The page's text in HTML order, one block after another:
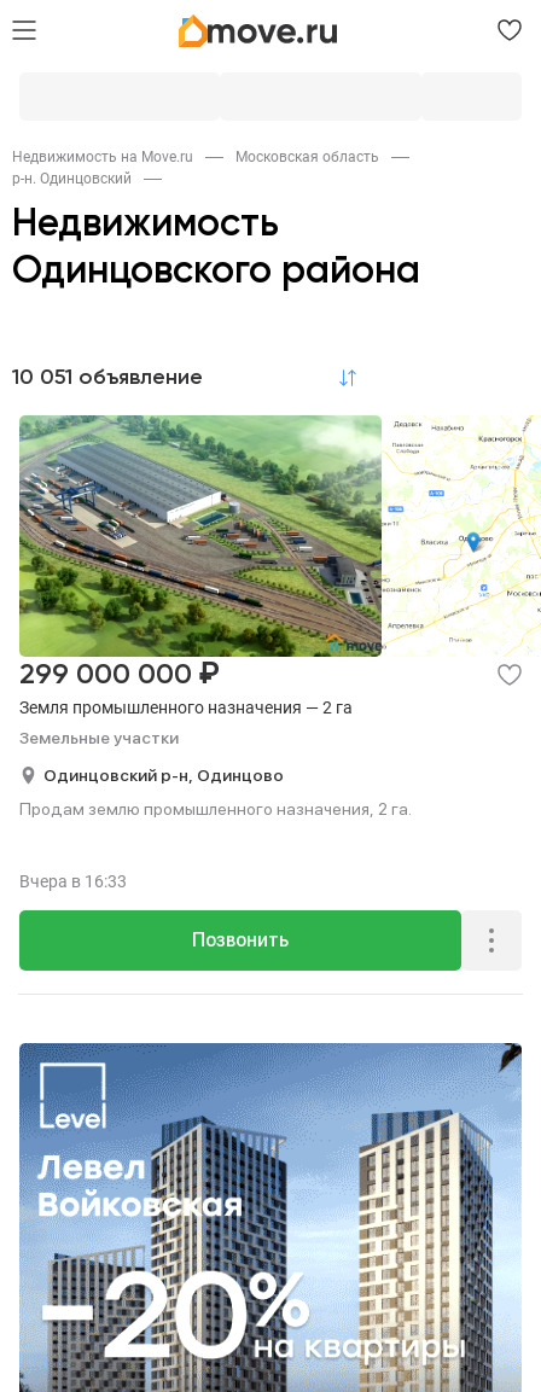
Недвижимость на Move.ru
Московская область
р-н. Одинцовский
Недвижимость
Одинцовского района
Участки 863 Коммерческая 453 Элитная 1
Гаражи 249 Новостройки 78
Квартиры в новостройках 2,9K
Аренда
Квартиры 1,5K Комнаты 24 Дома и дачи
362
Коммерческая 1,2K Гаражи 130
Квартиры на сутки 15 Коттеджи на сутки 63
Посуточно
Квартиры на сутки 15 Коттеджи на сутки
10 051 объявлениепо релевантности
Земля промышленного назначения — 2 га
Земельные участки
299 000 000 ₽
Одинцовский р-н, Одинцово
Продам землю промышленного назначения, 2 га.
Позвонить
Вчера в 16:33